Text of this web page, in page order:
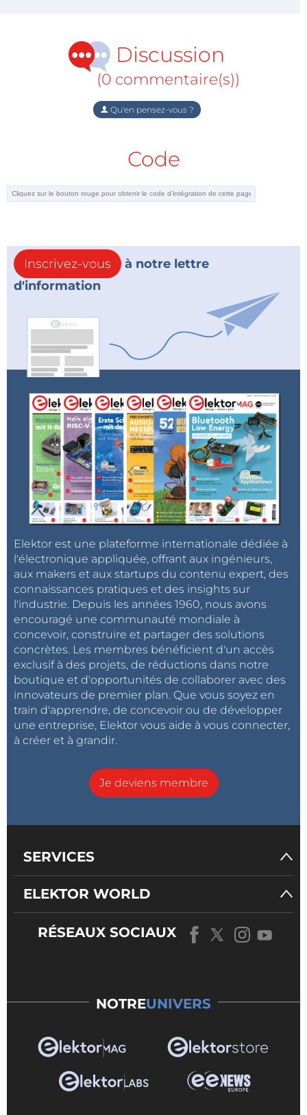
Discussion
(0 commentaire(s))
Qu'en pensez-vous ?
Code
Inscrivez-vous
à notre lettre
d'information
Elektor est une plateforme internationale dédiée à
l'électronique appliquée, offrant aux ingénieurs,
aux makers et aux startups du contenu expert, des
connaissances pratiques et des insights sur
l'industrie. Depuis les années 1960, nous avons
encouragé une communauté mondiale à
concevoir, construire et partager des solutions
concrètes. Les membres bénéficient d'un accès
exclusif à des projets, de réductions dans notre
boutique et d'opportunités de collaborer avec des
innovateurs de premier plan. Que vous soyez en
train d'apprendre, de concevoir ou de développer
une entreprise, Elektor vous aide à vous connecter,
à créer et à grandir.
Je deviens membre
SERVICES
ELEKTOR WORLD
RÉSEAUX SOCIAUX
NOTREUNIVERS